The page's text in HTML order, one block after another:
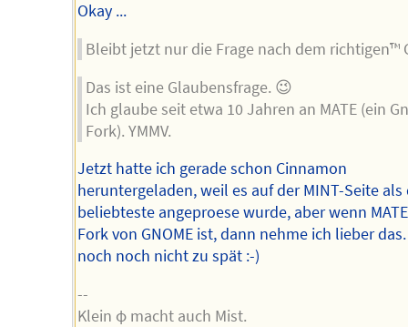
Okay ...
Bleibt jetzt nur die Frage nach dem richtigen™
Das ist eine Glaubensfrage. 😉
Ich glaube seit etwa 10 Jahren an MATE (ein
Fork). YMMV.
Jetzt hatte ich gerade schon Cinnamon
heruntergeladen, weil es auf der MINT-Seite als
beliebteste angeproese wurde, aber wenn
Fork von GNOME ist, dann nehme ich lieber
noch noch nicht zu spät :-)
--
Klein φ macht auch Mist.